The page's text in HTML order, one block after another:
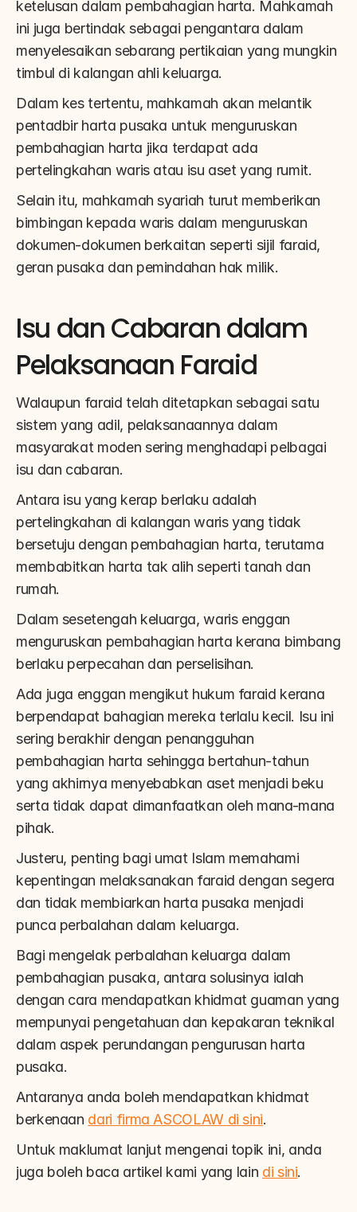
ketelusan dalam pembahagian harta. Mahkamah
ini juga bertindak sebagai pengantara dalam
menyelesaikan sebarang pertikaian yang mungkin
timbul di kalangan ahli keluarga.
Dalam kes tertentu, mahkamah akan melantik
pentadbir harta pusaka untuk menguruskan
pembahagian harta jika terdapat ada
pertelingkahan waris atau isu aset yang rumit.
Selain itu, mahkamah syariah turut memberikan
bimbingan kepada waris dalam menguruskan
dokumen-dokumen berkaitan seperti sijil faraid,
geran pusaka dan pemindahan hak milik.
Isu dan Cabaran dalam
Pelaksanaan Faraid
Walaupun faraid telah ditetapkan sebagai satu
sistem yang adil, pelaksanaannya dalam
masyarakat moden sering menghadapi pelbagai
isu dan cabaran.
Antara isu yang kerap berlaku adalah
pertelingkahan di kalangan waris yang tidak
bersetuju dengan pembahagian harta, terutama
membabitkan harta tak alih seperti tanah dan
rumah.
Dalam sesetengah keluarga, waris enggan
menguruskan pembahagian harta kerana bimbang
berlaku perpecahan dan perselisihan.
Ada juga enggan mengikut hukum faraid kerana
berpendapat bahagian mereka terlalu kecil. Isu ini
sering berakhir dengan penangguhan
pembahagian harta sehingga bertahun-tahun
yang akhirnya menyebabkan aset menjadi beku
serta tidak dapat dimanfaatkan oleh mana-mana
pihak.
Justeru, penting bagi umat Islam memahami
kepentingan melaksanakan faraid dengan segera
dan tidak membiarkan harta pusaka menjadi
punca perbalahan dalam keluarga.
Bagi mengelak perbalahan keluarga dalam
pembahagian pusaka, antara solusinya ialah
dengan cara mendapatkan khidmat guaman yang
mempunyai pengetahuan dan kepakaran teknikal
dalam aspek perundangan pengurusan harta
pusaka.
Antaranya anda boleh mendapatkan khidmat
berkenaan dari firma ASCOLAW di sini.
Untuk maklumat lanjut mengenai topik ini, anda
juga boleh baca artikel kami yang lain di sini.